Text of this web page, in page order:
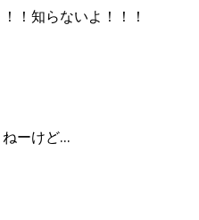
！知らないよ！！！
ねーけど…